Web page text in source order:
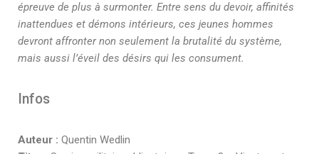
épreuve de plus à surmonter. Entre sens du devoir, affinités
inattendues et démons intérieurs, ces jeunes hommes
devront affronter non seulement la brutalité du système,
mais aussi l’éveil des désirs qui les consument.
Infos
Auteur : Quentin Wedlin